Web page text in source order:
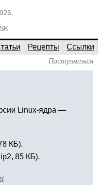
Рецепты
Ссылки
Постучаться
Linux-ядра —
КБ).
85 КБ).
.